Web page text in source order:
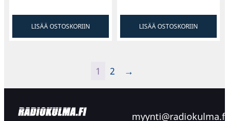
LISÄÄ OSTOSKORIIN LISÄÄ OSTOSKORIIN
1 2 →
myynti@radiokulma.fi